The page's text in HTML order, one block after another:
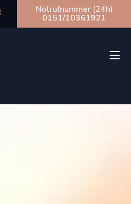
Notrufnummer (24h)
0151/10361921